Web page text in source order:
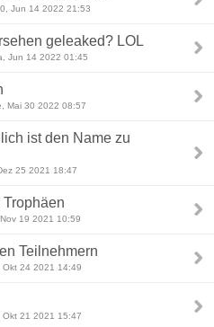
Jun 14 2022 21:53
geleaked? LOL
Jun 14 2022 01:45
Mai 30 2022 08:57
ist den Name zu
25 2021 18:47
19 2021 10:59
Teilnehmern
Okt 24 2021 14:49
Okt 21 2021 15:47